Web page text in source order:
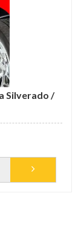
Silverado /